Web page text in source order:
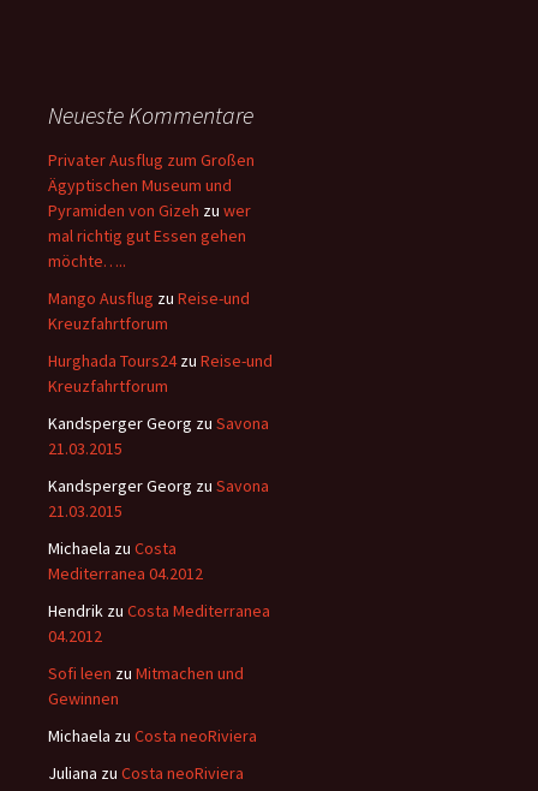
Neueste Kommentare
Privater Ausflug zum Großen
Ägyptischen Museum und
Pyramiden von Gizeh zu wer
mal richtig gut Essen gehen
möchte…..
Mango Ausflug zu Reise-und
Kreuzfahrtforum
Hurghada Tours24zu Reise-und
Kreuzfahrtforum
Kandsperger Georg zu Savona
21.03.2015
Kandsperger Georg zu Savona
21.03.2015
Michaela zu Costa
Mediterranea 04.2012
Hendrik zu Costa Mediterranea
04.2012
Sofi leen zu Mitmachen und
Gewinnen
Michaela zu Costa neoRiviera
Juliana zu Costa neoRiviera